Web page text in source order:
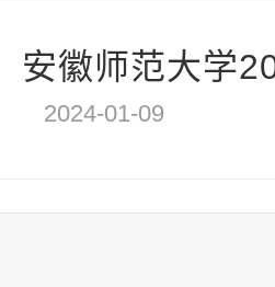
安徽师范大学
2024-01-09